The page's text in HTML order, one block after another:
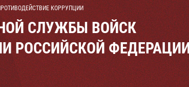
КОРРУПЦИИ
СЛУЖБЫ ВОЙСК
РОССИЙСКОЙ